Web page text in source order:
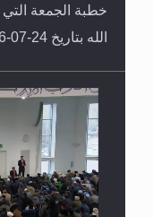
خطبة الجمعة التي
الله بتاريخ 24-07-2026